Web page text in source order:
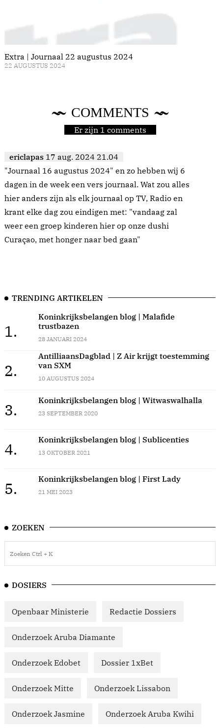
Extra | Journaal 22 augustus 2024
22 AUGUSTUS 2024
COMMENTS
Er zijn 1 comments
ericlapas 17 aug. 2024 21.04
"Journaal 16 augustus 2024" en zo hebben wij 6
dagen in de week een vers journaal. Wat zou alles
hier anders zijn als elk journaal op TV, Radio en
krant elke dag zou eindigen met: "vandaag zal
weer een groep kinderen hier op onze dushi
Curaçao, met honger naar bed gaan"
TRENDING ARTIKELEN
1.
Koninkrijksbelangen blog | Malafide
trustbazen
28 JANUARI 2024
2.
AntilliaansDagblad | Z Air krijgt toestemming
van SXM
10 AUGUSTUS 2024
3.
Koninkrijksbelangen blog | Witwaswalhalla
23 SEPTEMBER 2020
4.
Koninkrijksbelangen blog | Sublicenties
13 OKTOBER 2021
5.
Koninkrijksbelangen blog | First Lady
21 MEI 2023
ZOEKEN
DOSIERS
Openbaar Ministerie Redactie Dossiers
Onderzoek Aruba Diamante
Onderzoek Edobet Dossier 1xBet
Onderzoek Mitte Onderzoek Lissabon
Onderzoek Jasmine Onderzoek Aruba Kwihi